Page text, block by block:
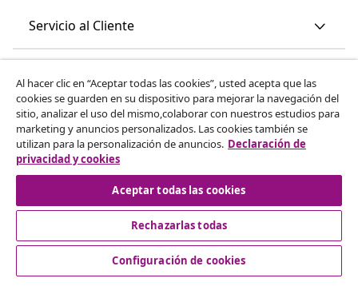
Servicio al Cliente
vidaXL
Descubre mas
Al hacer clic en “Aceptar todas las cookies”, usted acepta que las
cookies se guarden en su dispositivo para mejorar la navegación del
sitio, analizar el uso del mismo,colaborar con nuestros estudios para
marketing y anuncios personalizados. Las cookies también se
utilizan para la personalización de anuncios. Declaración de
privacidad y cookies
Aceptar todas las cookies
Rechazarlas todas
Configuración de cookies